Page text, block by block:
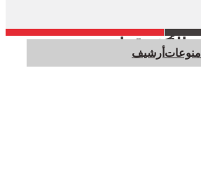
منوعات أرشيف
الأكثر قراءة